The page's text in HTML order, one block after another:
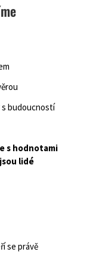
budoucností
s hodnotami
lidé
se právě